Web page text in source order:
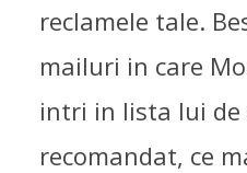
reclamele tale.
mailuri in care
intri in lista lui de
recomandat, ce